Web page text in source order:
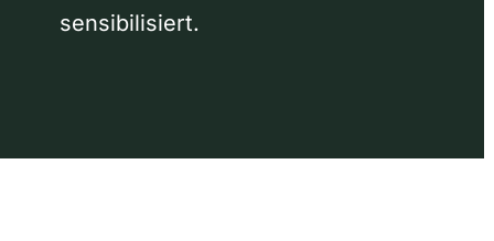
sensibilisiert.